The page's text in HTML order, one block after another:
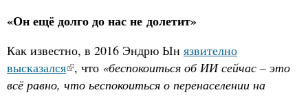
«Он ещё долго до нас не долетит»
Как известно, в 2016 Эндрю Ын язвително
высказался , что «беспокоиться об ИИ сейчас – это
всё равно, что ьеспокоиться о перенаселении на